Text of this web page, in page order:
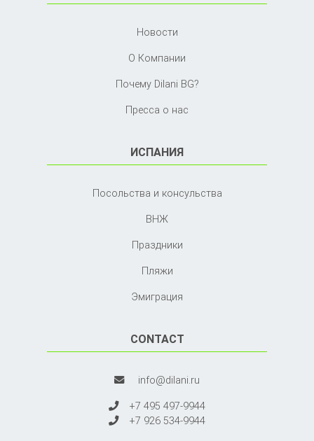
Новости
О Компании
Почему Dilani BG?
Пресса о нас
ИСПАНИЯ
Посольства и консульства
ВНЖ
Праздники
Пляжи
Эмиграция
CONTACT
info@dilani.ru
+7 495 497-9944
+7 926 534-9944